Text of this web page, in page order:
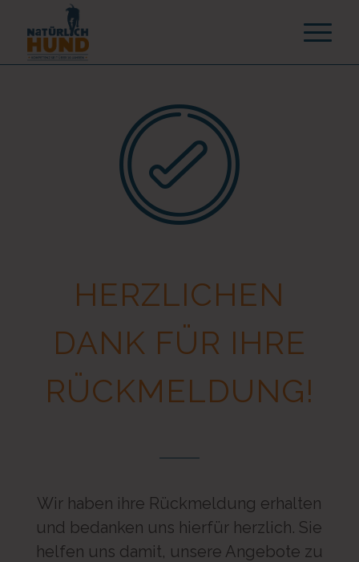
HERZLICHEN
DANK FÜR IHRE
RÜCKMELDUNG!
Wir haben ihre Rückmeldung erhalten
und bedanken uns hierfür herzlich. Sie
helfen uns damit, unsere Angebote zu